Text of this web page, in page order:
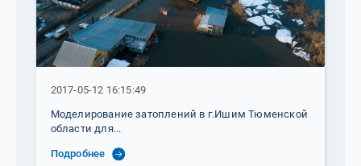
2017-05-12 16:15:49
Моделирование затоплений в г.Ишим Тюменской
области для...
Подробнее